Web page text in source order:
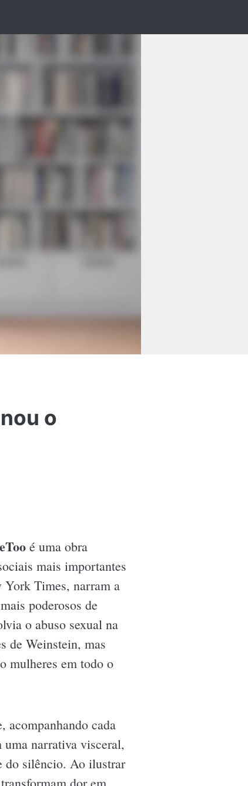
o
é uma obra
mais importantes
York Times, narram a
poderosos de
o abuso sexual na
de Weinstein, mas
mulheres em todo o
acompanhando cada
uma narrativa visceral,
do silêncio. Ao ilustrar